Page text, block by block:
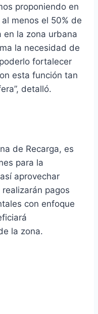
proponiendo en
menos el 50% de
la zona urbana
la necesidad de
fortalecer
esta función tan
detalló.
de Recarga, es
para la
aprovechar
pagos
con enfoque
la zona.